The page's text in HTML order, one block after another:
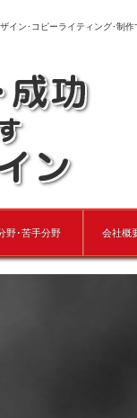
ン･コピーライティング･制
野･苦手分野 会社